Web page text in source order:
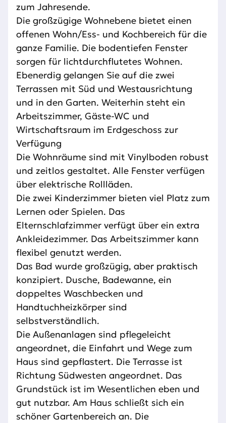
zum Jahresende.
Die großzügige Wohnebene bietet einen
offenen Wohn/Ess- und Kochbereich für die
ganze Familie. Die bodentiefen Fenster
sorgen für lichtdurchflutetes Wohnen.
Ebenerdig gelangen Sie auf die zwei
Terrassen mit Süd und Westausrichtung
und in den Garten. Weiterhin steht ein
Arbeitszimmer, Gäste-WC und
Wirtschaftsraum im Erdgeschoss zur
Verfügung
Die Wohnräume sind mit Vinylboden robust
und zeitlos gestaltet. Alle Fenster verfügen
über elektrische Rollläden.
Die zwei Kinderzimmer bieten viel Platz zum
Lernen oder Spielen. Das
Elternschlafzimmer verfügt über ein extra
Ankleidezimmer. Das Arbeitszimmer kann
flexibel genutzt werden.
Das Bad wurde großzügig, aber praktisch
konzipiert. Dusche, Badewanne, ein
doppeltes Waschbecken und
Handtuchheizkörper sind
selbstverständlich.
Die Außenanlagen sind pflegeleicht
angeordnet, die Einfahrt und Wege zum
Haus sind gepflastert. Die Terrasse ist
Richtung Südwesten angeordnet. Das
Grundstück ist im Wesentlichen eben und
gut nutzbar. Am Haus schließt sich ein
schöner Gartenbereich an. Die